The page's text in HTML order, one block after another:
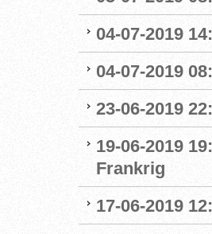
04-07-2019
04-07-2019
23-06-2019
19-06-2019
Frankrig
17-06-2019